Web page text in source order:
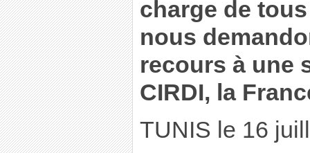
charge de
nous
recours à une
CIRDI, la
TUNIS le 16